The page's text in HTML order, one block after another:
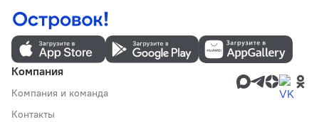
Компания
Компания и команда
Контакты